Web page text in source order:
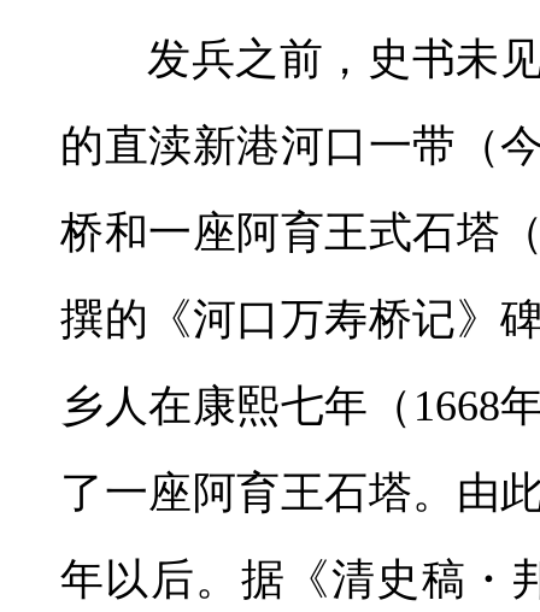
发兵之前，史书未
的直渎新港河口一带（
桥和一座阿育王式石塔
撰的《河口万寿桥记》
乡人在康熙七年（1668
了一座阿育王石塔。由
年以后。据《清史稿・